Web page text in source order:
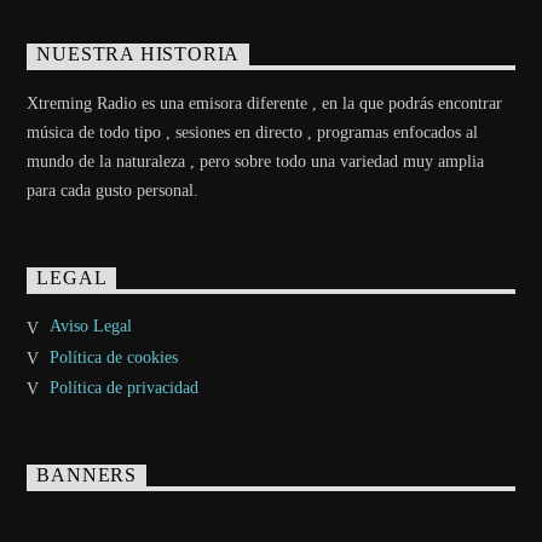
NUESTRA HISTORIA
Xtreming Radio es una emisora diferente , en la que podrás encontrar
música de todo tipo , sesiones en directo , programas enfocados al
mundo de la naturaleza , pero sobre todo una variedad muy amplia
para cada gusto personal.
LEGAL
Aviso Legal
Política de cookies
Política de privacidad
BANNERS